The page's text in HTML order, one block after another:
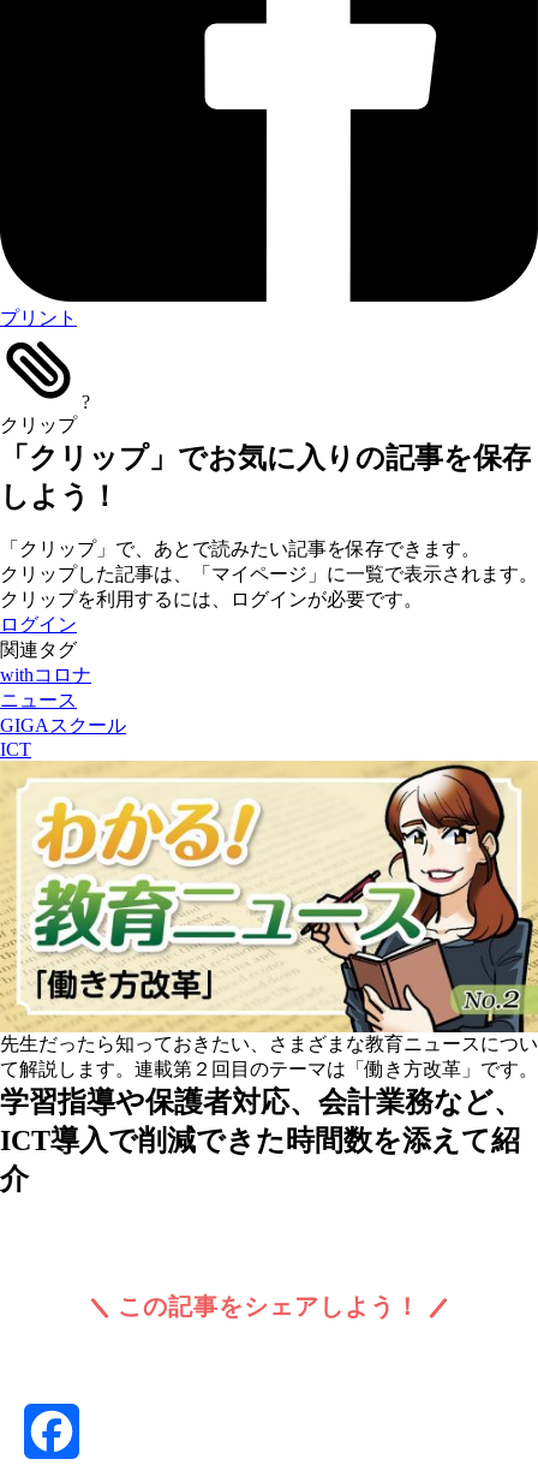
プリント
クリップ
?
「クリップ」でお気に入りの記事を保存
しよう！
「クリップ」で、あとで読みたい記事を保存できます。
クリップした記事は、「マイページ」に一覧で表示されます。
クリップを利用するには、ログインが必要です。
ログイン
関連タグ
withコロナ
ニュース
GIGAスクール
ICT
先生だったら知っておきたい、さまざまな教育ニュースについ
て解説します。連載第２回目のテーマは「働き方改革」です。
学習指導や保護者対応、会計業務など、
ICT導入で削減できた時間数を添えて紹
介
この記事をシェアしよう！